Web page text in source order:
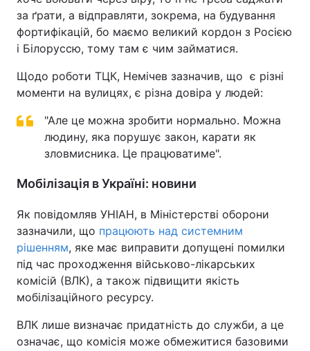
за ґрати, а відправляти, зокрема, на будування
фортифікацій, бо маємо великий кордон з Росією
і Білоруссю, тому там є чим займатися.
Щодо роботи ТЦК, Немічев зазначив, що є різні
моменти на вулицях, є різна довіра у людей:
"Але це можна зробити нормально. Можна
людину, яка порушує закон, карати як
зловмисника. Це працюватиме".
Мобілізація в Україні: новини
Як повідомляв УНІАН, в Міністерстві оборони
зазначили, що працюють над системним
рішенням, яке має виправити допущені помилки
під час проходження військово-лікарських
комісій (ВЛК), а також підвищити якість
мобілізаційного ресурсу.
ВЛК лише визначає придатність до служби, а це
означає, що комісія може обмежитися базовими